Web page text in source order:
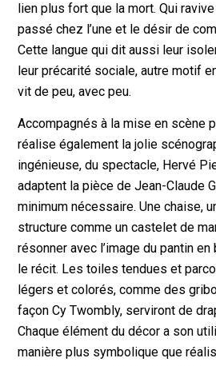
lien plus fort que la mort. Qui
passé chez l’une et le désir de
Cette langue qui dit aussi leur
leur précarité sociale, autre motif
vit de peu, avec peu.
Accompagnés à la mise en scène
réalise également la jolie
ingénieuse, du spectacle, Hervé
adaptent la pièce de Jean-Claude
minimum nécessaire. Une chaise,
structure comme un castelet de
résonner avec l’image du pantin
le récit. Les toiles tendues et
légers et colorés, comme des
façon Cy Twombly, serviront de
Chaque élément du décor a son
manière plus symbolique que